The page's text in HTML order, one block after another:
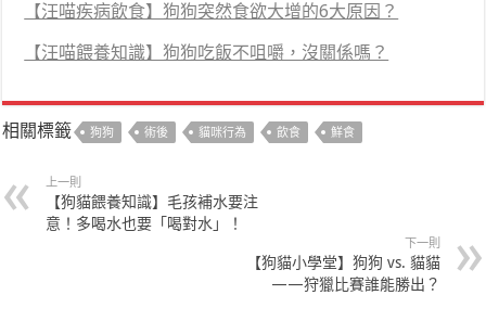
【汪喵疾病飲食】狗狗突然食欲大增的6大原因？
【汪喵餵養知識】狗狗吃飯不咀嚼，沒關係嗎？
相關標籤 狗狗 術後 貓咪行為 飲食 鮮食
上一則
【狗貓餵養知識】毛孩補水要注
意！多喝水也要「喝對水」！
下一則
【狗貓小學堂】狗狗 vs. 貓貓
——狩獵比賽誰能勝出？